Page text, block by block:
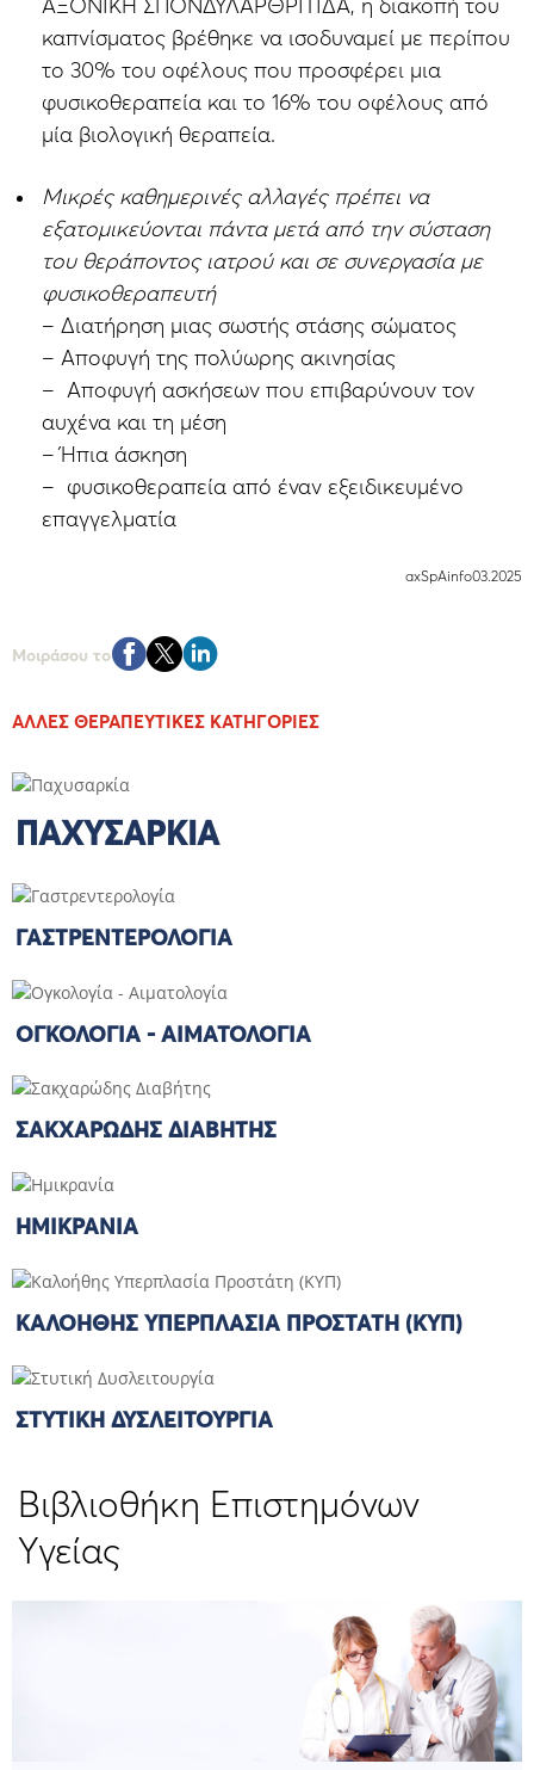
ΑΞΟΝΙΚΗ ΣΠΟΝΔΥΛΑΡΘΡΙΤΙΔΑ, η διακοπή του
καπνίσματος βρέθηκε να ισοδυναμεί με περίπου
το 30% του οφέλους που προσφέρει μια
φυσικοθεραπεία και το 16% του οφέλους από
μία βιολογική θεραπεία.
Μικρές καθημερινές αλλαγές πρέπει να
εξατομικεύονται πάντα μετά από την σύσταση
του θεράποντος ιατρού και σε συνεργασία με
φυσικοθεραπευτή
– Διατήρηση μιας σωστής στάσης σώματος
– Αποφυγή της πολύωρης ακινησίας
– Αποφυγή ασκήσεων που επιβαρύνουν τον
αυχένα και τη μέση
– Ήπια άσκηση
– φυσικοθεραπεία από έναν εξειδικευμένο
επαγγελματία
axSpAinfo03.2025
Μοιράσου το
ΆΛΛΕΣ ΘΕΡΑΠΕΥΤΙΚΈΣ ΚΑΤΗΓOΡΊΕΣ
ΠΑΧΥΣΑΡΚΊΑ
ΓΑΣΤΡΕΝΤΕΡΟΛΟΓΊΑ
ΟΓΚΟΛΟΓΊΑ - ΑΙΜΑΤΟΛΟΓΊΑ
ΣΑΚΧΑΡΏΔΗΣ ΔΙΑΒΉΤΗΣ
ΗΜΙΚΡΑΝΊΑ
ΚΑΛΟΉΘΗΣ ΥΠΕΡΠΛΑΣΊΑ ΠΡΟΣΤΆΤΗ (ΚΥΠ)
ΣΤΥΤΙΚΉ ΔΥΣΛΕΙΤΟΥΡΓΊΑ
Βιβλιοθήκη Επιστημόνων
Υγείας